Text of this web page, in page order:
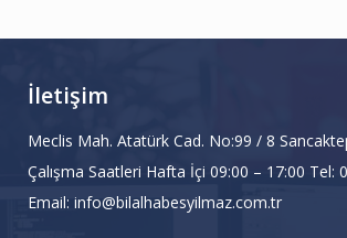
İletişim
Meclis Mah. Atatürk Cad. No:99 / 8
Çalışma Saatleri Hafta İçi 09:00 – 17:00 Tel:
Email: info@bilalhabesyilmaz.com.tr